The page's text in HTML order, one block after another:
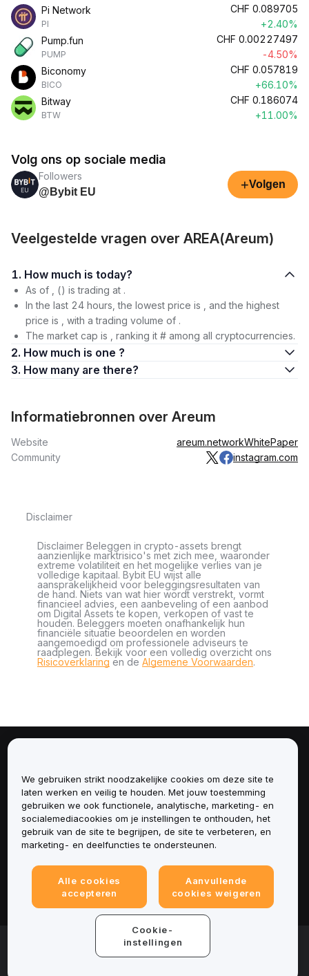
Pi Network
PI
CHF 0.089705
+2.40%
Pump.fun
PUMP
CHF 0.00227497
-4.50%
Biconomy
BICO
CHF 0.057819
+66.10%
Bitway
BTW
CHF 0.186074
+11.00%
Volg ons op sociale media
Followers
@Bybit EU
+Volgen
Veelgestelde vragen over AREA(Areum)
1. How much is today?
As of , () is trading at .
In the last 24 hours, the lowest price is , and the highest
price is , with a trading volume of .
The market cap is , ranking it # among all cryptocurrencies.
2. How much is one ?
3. How many are there?
Informatiebronnen over Areum
Website areum.networkWhitePaper
Community
instagram.com
Disclaimer
Disclaimer Beleggen in crypto-assets brengt
aanzienlijke marktrisico's met zich mee, waaronder
extreme volatiliteit en het mogelijke verlies van je
volledige kapitaal. Bybit EU wijst alle
aansprakelijkheid voor beleggingsresultaten van
de hand. Niets van wat hier wordt verstrekt, vormt
financieel advies, een aanbeveling of een aanbod
om Digital Assets te kopen, verkopen of vast te
houden. Beleggers moeten onafhankelijk hun
financiële situatie beoordelen en worden
aangemoedigd om professionele adviseurs te
raadplegen. Bekijk voor een volledig overzicht ons
Risicoverklaring en de Algemene Voorwaarden.
Diensten
Ondersteuning
Juridisch
© 2025-2026 Bybit.eu. All rights reserved.
We gebruiken strikt noodzakelijke cookies om deze site te
laten werken en veilig te houden. Met jouw toestemming
gebruiken we ook functionele, analytische, marketing- en
socialemediacookies om je instellingen te onthouden, het
gebruik van de site te begrijpen, de site te verbeteren, en
marketing- en deelfuncties te ondersteunen.
Alle cookies
accepteren
Aanvullende
cookies weigeren
Cookie-
instellingen